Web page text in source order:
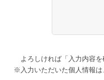
よろしければ「入力内容
※入力いただいた個人情報